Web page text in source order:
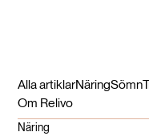
Alla artiklarNäringSömn
Om Relivo
Näring